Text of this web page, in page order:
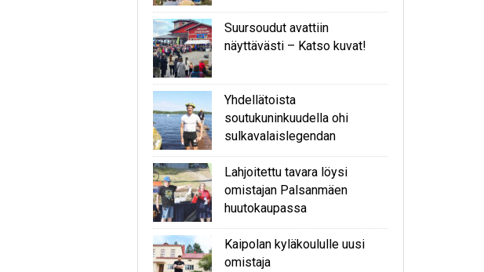
Suursoudut avattiin
näyttävästi – Katso kuvat!
Yhdellätoista
soutukuninkuudella ohi
sulkavalaislegendan
Lahjoitettu tavara löysi
omistajan Palsanmäen
huutokaupassa
Kaipolan kyläkoululle uusi
omistaja